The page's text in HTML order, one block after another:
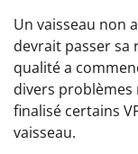
Un vaisseau non
devrait passer sa
qualité a
divers problèmes
finalisé certains
vaisseau.